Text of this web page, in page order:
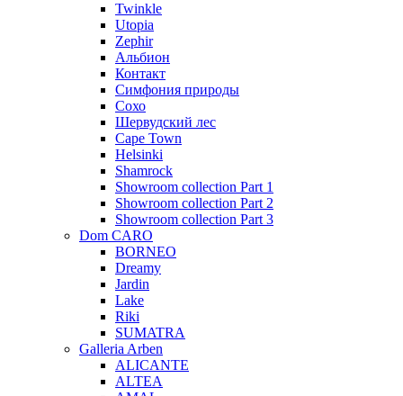
Twinkle
Utopia
Zephir
Альбион
Контакт
Симфония природы
Сохо
Шервудский лес
Cape Town
Helsinki
Shamrock
Showroom collection Part 1
Showroom collection Part 2
Showroom collection Part 3
Dom CARO
BORNEO
Dreamy
Jardin
Lake
Riki
SUMATRA
Galleria Arben
ALICANTE
ALTEA